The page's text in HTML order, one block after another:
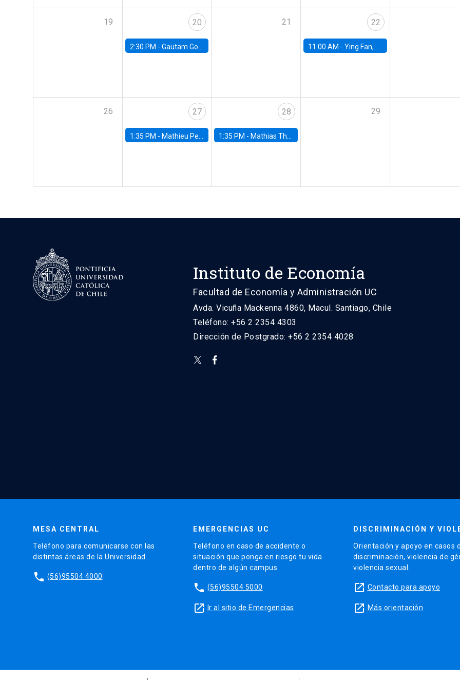
19 20
2:30 PM - Gautam Gowrisankaran, Columbia University
21 22
11:00 AM -Ying Fan, University of Michigan
26 27
1:35 PM - Mathieu Pedemonte, IDB
28
1:35 PM - Mathias Thoenig, University of Lausanne
29
Instituto de Economía
Facultad de Economía y Administración UC
Avda. Vicuña Mackenna 4860, Macul. Santiago, Chile
Teléfono: +56 2 2354 4303
Dirección de Postgrado: +56 2 2354 4028
MESA CENTRAL
Teléfono para comunicarse con las
distintas áreas de la Universidad.
phone (56)95504 4000
EMERGENCIAS UC
Teléfono en caso de accidente o
situación que ponga en riesgo tu vida
dentro de algún campus.
phone (56)95504 5000
launch Ir al sitio de Emergencias
DISCRIMINACIÓN Y
Orientación y apoyo en casos
discriminación, violencia de
violencia sexual.
launch Contacto para apoyo
launch Más orientación